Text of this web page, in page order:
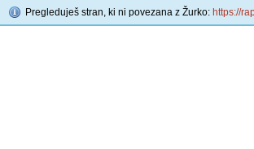
Pregleduješ stran, ki ni povezana z Žurko: https://